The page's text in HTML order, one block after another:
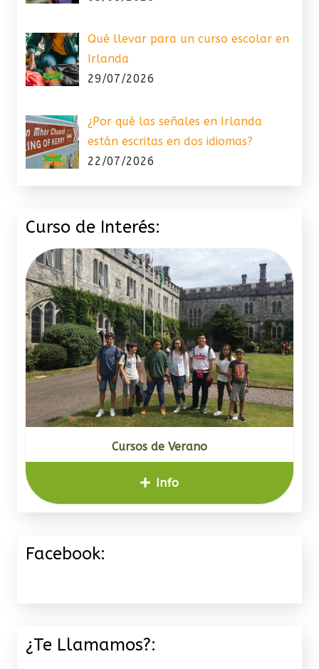
Qué llevar para un curso escolar en
Irlanda
29/07/2026
¿Por qué las señales en Irlanda
están escritas en dos idiomas?
22/07/2026
Curso de Interés:
Cursos de Verano
Info
Facebook:
¿Te Llamamos?: